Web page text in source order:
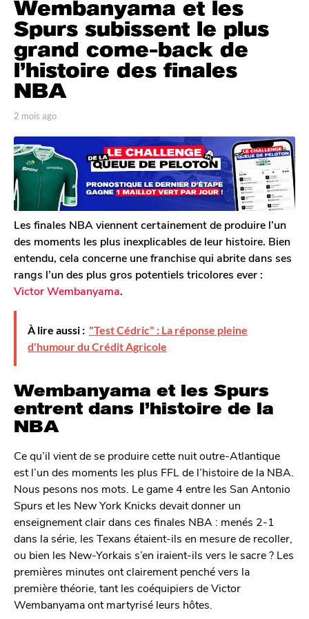
m
o
i
s
g
2
m
o
i
s
a
g
o
Wembanyama et les
Spurs subissent le plus
grand come-back de
l’histoire des finales
NBA
p
r
T
o
m
G
a
l
e
r
o
n
2 mois ago
i
s
g
o
Les finales NBA viennent certainement de produire l’un
des moments les plus inexplicables de leur histoire. Bien
entendu, cela concerne une franchise qui abrite dans ses
rangs l’un des plus gros potentiels tricolores ever :
Victor Wembanyama.
À lire aussi : "Test Cédric" : La réponse pleine
d'humour du Crédit Agricole
Wembanyama et les Spurs
entrent dans l’histoire de la
NBA
Ce qu’il vient de se produire cette nuit outre-Atlantique
est l’un des moments les plus FFL de l’histoire de la NBA.
Nous pesons nos mots. Le game 4 entre les San Antonio
Spurs et les New York Knicks devait donner un
enseignement clair dans ces finales NBA : menés 2-1
dans la série, les Texans étaient-ils en mesure de recoller,
ou bien les New-Yorkais s’en iraient-ils vers le sacre ? Les
premières minutes ont clairement penché vers la
première théorie, tant les coéquipiers de Victor
Wembanyama ont martyrisé leurs hôtes.